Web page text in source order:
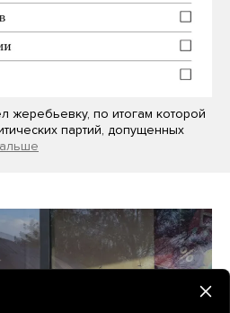
жеребьевку, по итогам которой
партий, допущенных